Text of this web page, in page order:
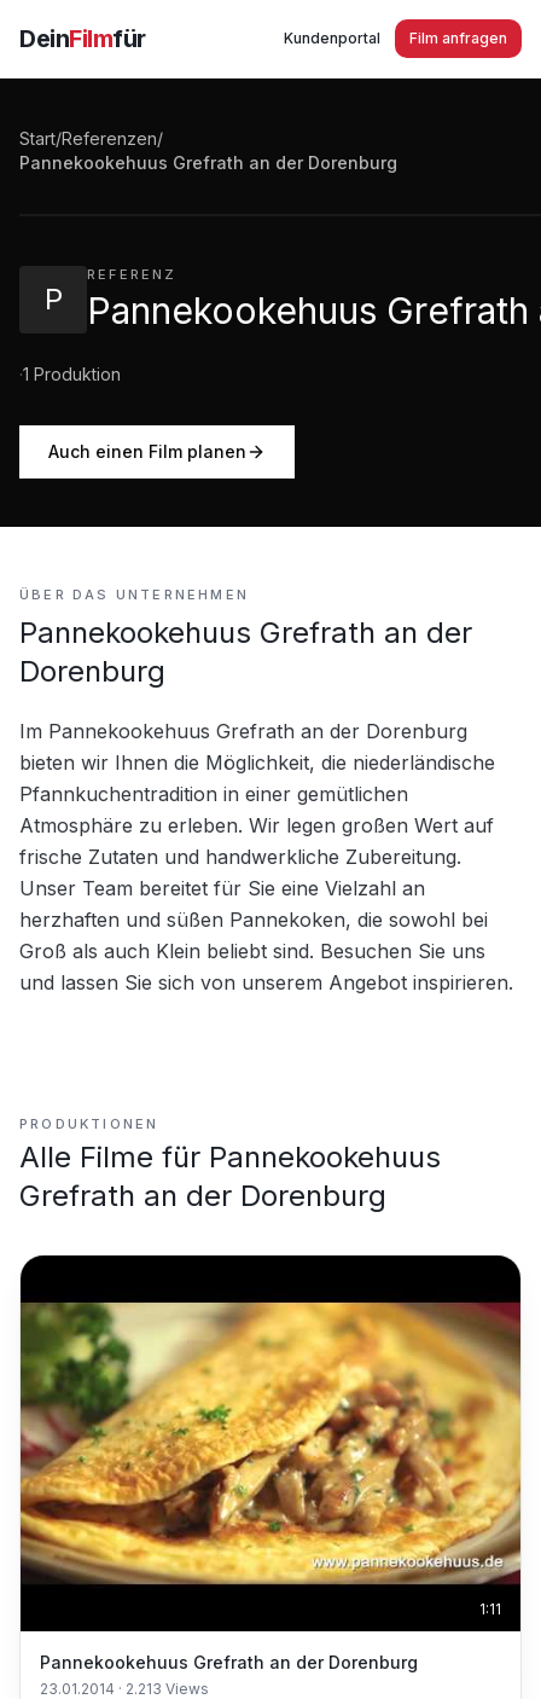
DeinFilmfür Kundenportal Film anfragen
Start/Referenzen/
Pannekookehuus Grefrath an der Dorenburg
P
REFERENZ
Pannekookehuus
·1 Produktion
Auch einen Film planen
Pannekookehuus Grefrath an der Dorenburg
ÜBER DAS UNTERNEHMEN
Pannekookehuus Grefrath an der
Dorenburg
Im Pannekookehuus Grefrath an der Dorenburg
bieten wir Ihnen die Möglichkeit, die niederländische
Pfannkuchentradition in einer gemütlichen
Atmosphäre zu erleben. Wir legen großen Wert auf
frische Zutaten und handwerkliche Zubereitung.
Unser Team bereitet für Sie eine Vielzahl an
herzhaften und süßen Pannekoken, die sowohl bei
Groß als auch Klein beliebt sind. Besuchen Sie uns
und lassen Sie sich von unserem Angebot inspirieren.
PRODUKTIONEN
Alle Filme für Pannekookehuus
Grefrath an der Dorenburg
1:11
Pannekookehuus Grefrath an der Dorenburg
23.01.2014 · 2.213 Views